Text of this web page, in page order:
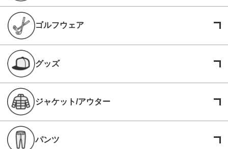
ゴルフウェア
グッズ
ジャケット/アウター
パンツ